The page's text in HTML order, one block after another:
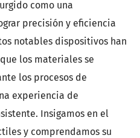
como una
precisión y eficiencia
notables dispositivos han
los materiales se
los procesos de
experiencia de
Insigamos en el
y comprendamos su